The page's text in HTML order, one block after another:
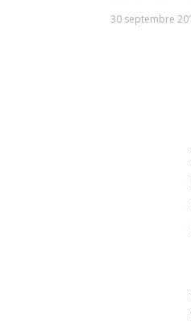
30 septembre